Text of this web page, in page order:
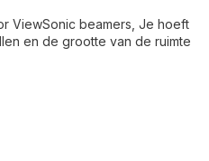
ViewSonic beamers, Je hoeft
en de grootte van de ruimte